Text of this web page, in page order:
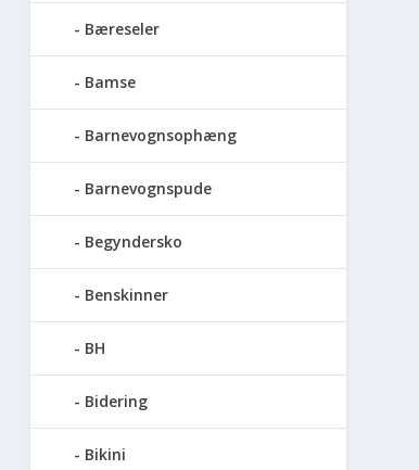
Bæreseler
Bamse
Barnevognsophæng
Barnevognspude
Begyndersko
Benskinner
BH
Bidering
Bikini